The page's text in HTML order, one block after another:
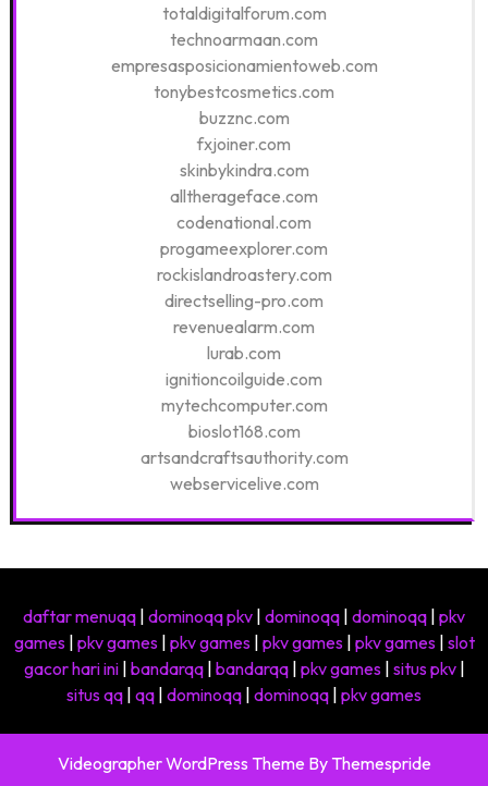
totaldigitalforum.com
technoarmaan.com
empresasposicionamientoweb.com
tonybestcosmetics.com
buzznc.com
fxjoiner.com
skinbykindra.com
alltherageface.com
codenational.com
progameexplorer.com
rockislandroastery.com
directselling-pro.com
revenuealarm.com
lurab.com
ignitioncoilguide.com
mytechcomputer.com
bioslot168.com
artsandcraftsauthority.com
webservicelive.com
daftar menuqq | dominoqq pkv | dominoqq | dominoqq | pkv
games| pkv games| pkv games| pkv games| pkv games| slot
gacor hari ini| bandarqq| bandarqq| pkv games| situs pkv|
situs qq | qq | dominoqq | dominoqq | pkv games
Videographer WordPress ThemeBy Themespride